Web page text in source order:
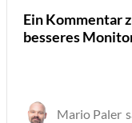
Ein Kommentar
besseres
Mario Paler